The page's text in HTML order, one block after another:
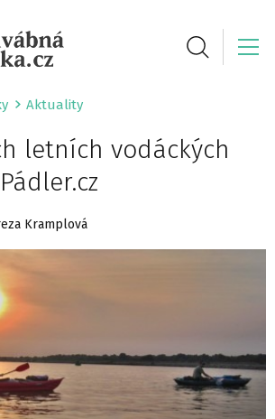
Aktuality
letních vodáckých
Kramplová